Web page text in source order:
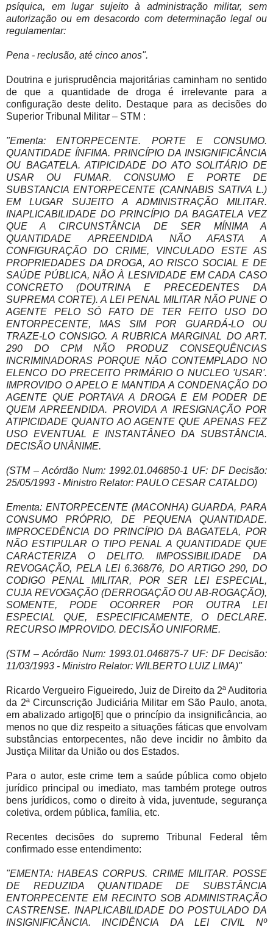
psíquica, em lugar sujeito à administração militar, sem
autorização ou em desacordo com determinação legal ou
regulamentar:
Pena - reclusão, até cinco anos".
Doutrina e jurisprudência majoritárias caminham no sentido
de que a quantidade de droga é irrelevante para a
configuração deste delito. Destaque para as decisões do
Superior Tribunal Militar – STM :
"Ementa: ENTORPECENTE. PORTE E CONSUMO.
QUANTIDADE ÍNFIMA. PRINCÍPIO DA INSIGNIFICÂNCIA
OU BAGATELA. ATIPICIDADE DO ATO SOLITÁRIO DE
USAR OU FUMAR. CONSUMO E PORTE DE
SUBSTANCIA ENTORPECENTE (CANNABIS SATIVA L.)
EM LUGAR SUJEITO A ADMINISTRAÇÃO MILITAR.
INAPLICABILIDADE DO PRINCÍPIO DA BAGATELA VEZ
QUE A CIRCUNSTÂNCIA DE SER MÍNIMA A
QUANTIDADE APREENDIDA NÃO AFASTA A
CONFIGURAÇÃO DO CRIME, VINCULADO ESTE AS
PROPRIEDADES DA DROGA, AO RISCO SOCIAL E DE
SAÚDE PÚBLICA, NÃO À LESIVIDADE EM CADA CASO
CONCRETO (DOUTRINA E PRECEDENTES DA
SUPREMA CORTE). A LEI PENAL MILITAR NÃO PUNE O
AGENTE PELO SÓ FATO DE TER FEITO USO DO
ENTORPECENTE, MAS SIM POR GUARDÁ-LO OU
TRAZE-LO CONSIGO. A RUBRICA MARGINAL DO ART.
290 DO CPM NÃO PRODUZ CONSEQUÊNCIAS
INCRIMINADORAS PORQUE NÃO CONTEMPLADO NO
ELENCO DO PRECEITO PRIMÁRIO O NUCLEO 'USAR'.
IMPROVIDO O APELO E MANTIDA A CONDENAÇÃO DO
AGENTE QUE PORTAVA A DROGA E EM PODER DE
QUEM APREENDIDA. PROVIDA A IRESIGNAÇÃO POR
ATIPICIDADE QUANTO AO AGENTE QUE APENAS FEZ
USO EVENTUAL E INSTANTÂNEO DA SUBSTÂNCIA.
DECISÃO UNÂNIME.
(STM – Acórdão Num: 1992.01.046850-1 UF: DF Decisão:
25/05/1993 - Ministro Relator: PAULO CESAR CATALDO)
Ementa: ENTORPECENTE (MACONHA) GUARDA, PARA
CONSUMO PRÓPRIO, DE PEQUENA QUANTIDADE.
IMPROCEDÊNCIA DO PRINCÍPIO DA BAGATELA, POR
NÃO ESTIPULAR O TIPO PENAL A QUANTIDADE QUE
CARACTERIZA O DELITO. IMPOSSIBILIDADE DA
REVOGAÇÃO, PELA LEI 6.368/76, DO ARTIGO 290, DO
CODIGO PENAL MILITAR, POR SER LEI ESPECIAL,
CUJA REVOGAÇÃO (DERROGAÇÃO OU AB-ROGAÇÃO),
SOMENTE, PODE OCORRER POR OUTRA LEI
ESPECIAL QUE, ESPECIFICAMENTE, O DECLARE.
RECURSO IMPROVIDO. DECISÃO UNIFORME.
(STM – Acórdão Num: 1993.01.046875-7 UF: DF Decisão:
11/03/1993 - Ministro Relator: WILBERTO LUIZ LIMA)"
Ricardo Vergueiro Figueiredo, Juiz de Direito da 2ª Auditoria
da 2ª Circunscrição Judiciária Militar em São Paulo, anota,
em abalizado artigo[6] que o princípio da insignificância, ao
menos no que diz respeito a situações fáticas que envolvam
substâncias entorpecentes, não deve incidir no âmbito da
Justiça Militar da União ou dos Estados.
Para o autor, este crime tem a saúde pública como objeto
jurídico principal ou imediato, mas também protege outros
bens jurídicos, como o direito à vida, juventude, segurança
coletiva, ordem pública, família, etc.
Recentes decisões do supremo Tribunal Federal têm
confirmado esse entendimento:
"EMENTA: HABEAS CORPUS. CRIME MILITAR. POSSE
DE REDUZIDA QUANTIDADE DE SUBSTÂNCIA
ENTORPECENTE EM RECINTO SOB ADMINISTRAÇÃO
CASTRENSE. INAPLICABILIDADE DO POSTULADO DA
INSIGNIFICÂNCIA. INCIDÊNCIA DA LEI CIVIL Nº